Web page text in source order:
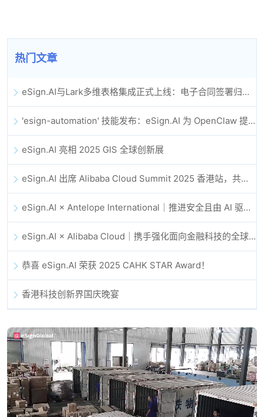
热门文章
eSign.AI与Lark多维表格集成正式上线：电子合同签署归档全程自动化
'esign-automation' 技能发布：eSign.AI 为 OpenClaw 提供自动化电子签名能力
eSign.AI 亮相 2025 GIS 全球创新展
eSign.AI 出席 Alibaba Cloud Summit 2025 香港站，共同探讨 AI 驱动的云创新与数字信任未来
eSign.AI × Antelope International｜推进安全且由 AI 驱动的数字化工作流
eSign.AI × Alibaba Cloud｜携手强化面向金融科技的全球数字信任
恭喜 eSign.AI 荣获 2025 CAHK STAR Award！
香港科技创新界国庆晚宴